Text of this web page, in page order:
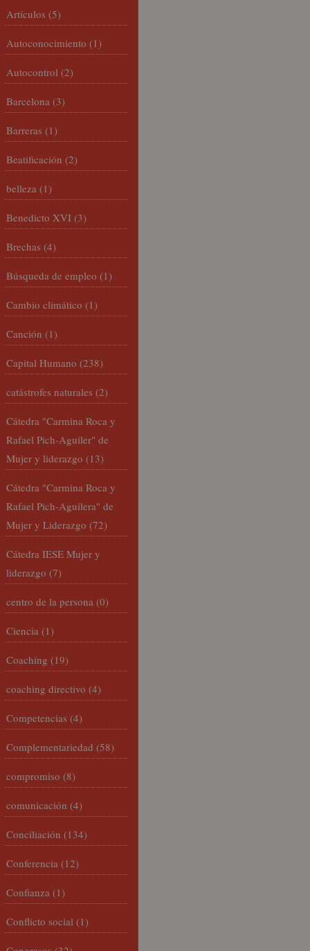
Artículos (5)
Autoconocimiento (1)
Autocontrol (2)
Barcelona (3)
Barreras (1)
Beatificación (2)
belleza (1)
Benedicto XVI (3)
Brechas (4)
Búsqueda de empleo (1)
Cambio climático (1)
Canción (1)
Capital Humano (238)
catástrofes naturales (2)
Cátedra "Carmina Roca y
Rafael Pich-Aguiler" de
Mujer y liderazgo (13)
Cátedra "Carmina Roca y
Rafael Pich-Aguilera" de
Mujer y Liderazgo (72)
Cátedra IESE Mujer y
liderazgo (7)
centro de la persona (0)
Ciencia (1)
Coaching (19)
coaching directivo (4)
Competencias (4)
Complementariedad (58)
compromiso (8)
comunicación (4)
Conciliación (134)
Conferencia (12)
Confianza (1)
Conflicto social (1)